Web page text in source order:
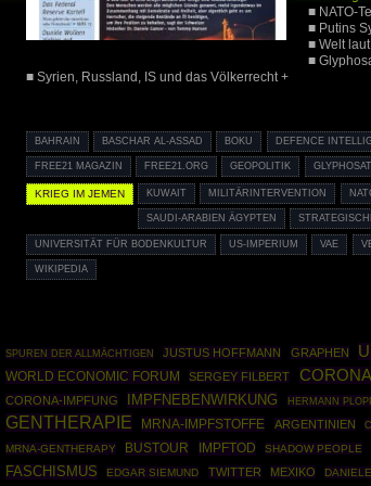
■ NATO-
■ Putins
■ Welt
■
■ Syrien, Russland, IS und das Völkerrecht +
BAHRAIN BASCHAR AL-ASSAD BOKU DEFENCE
FREE21 MAGAZIN FREE21.ORG GEOPOLITIK GLYPHOSAT
KRIEG IM JEMEN KUWAIT MILITÄRINTERVENTION
SAUDI-ARABIEN ÄGYPTEN
UNIVERSITÄT FÜR BODENKULTUR US-IMPERIUM VAE
WIKIPEDIA
SPUREN DER ALLMÄCHTIGEN JUSTUS HOFFMANN GRAPHEN
WORLD ECONOMIC FORUM SERGEY FILBERT
CORONA-IMPFUNG
IMPFNEBENWIRKUNG HERMANN
GENTHERAPIE MRNA-IMPFSTOFFE ARGENTINIEN
MRNA-GENTHERAPY
BUSTOUR IMPFTOD SHADOW PEOPLE
FASCHISMUS EDGAR SIEMUND TWITTER MEXIKO